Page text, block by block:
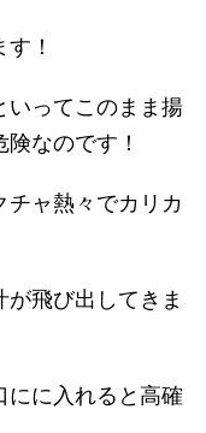
！
いってこのまま揚
なのです！
チャ熱々でカリカ
飛び出してきま
にに入れると高確